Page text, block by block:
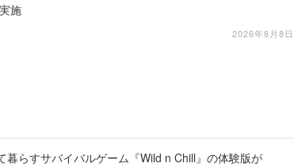
施
2026年8月8日
暮らすサバイバルゲーム『Wild n Chill』の体験版が